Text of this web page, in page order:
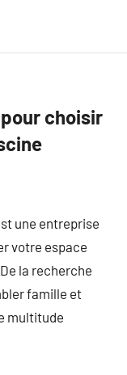
choisir
une entreprise
votre espace
la recherche
famille et
multitude